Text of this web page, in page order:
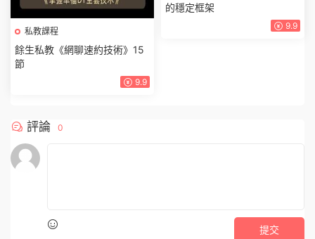
私教課程
餘生私教《網聊速約技術》15
節
9.9
的穩定框架
9.9
評論 0
提交